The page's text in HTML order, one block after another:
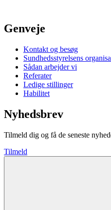
Genveje
Kontakt og besøg
Sundhedsstyrelsens
Sådan arbejder vi
Referater
Ledige stillinger
Habilitet
Nyhedsbrev
Tilmeld dig og få de seneste
Tilmeld